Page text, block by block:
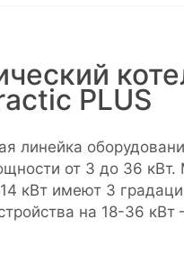
PLUS
линейка
от 3 до 36 кВт.
кВт имеют 3
на 18-36 кВт